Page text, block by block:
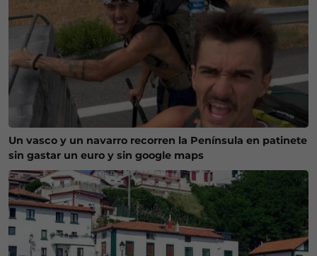
Un vasco y un navarro recorren la Península en patinete
sin gastar un euro y sin google maps